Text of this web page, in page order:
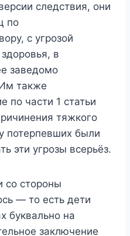
следствия, они
по
с угрозой
в
заведомо
также
по части 1 статьи
тяжкого
потерпевших были
эти угрозы всерьёз.
со стороны
— то есть дети
буквально на
заключение